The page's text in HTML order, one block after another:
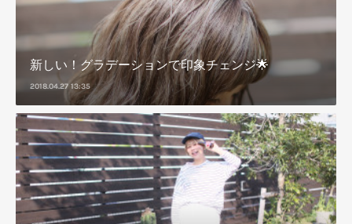
新しい！グラデーションで印象チェンジ🌟
2018.04.27 13:35